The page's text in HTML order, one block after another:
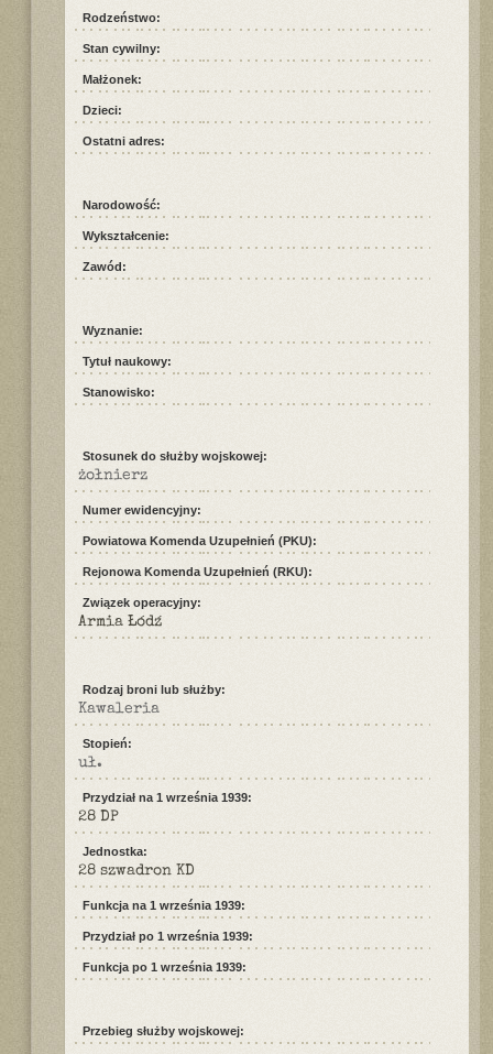
Rodzeństwo:
Stan cywilny:
Małżonek:
Dzieci:
Ostatni adres:
Narodowość:
Wykształcenie:
Zawód:
Wyznanie:
Tytuł naukowy:
Stanowisko:
Stosunek do służby wojskowej:
żołnierz
Numer ewidencyjny:
Powiatowa Komenda Uzupełnień (PKU):
Rejonowa Komenda Uzupełnień (RKU):
Związek operacyjny:
Armia Łódź
Rodzaj broni lub służby:
Kawaleria
Stopień:
uł.
Przydział na 1 września 1939:
28 DP
Jednostka:
28 szwadron KD
Funkcja na 1 września 1939:
Przydział po 1 września 1939:
Funkcja po 1 września 1939:
Przebieg służby wojskowej: